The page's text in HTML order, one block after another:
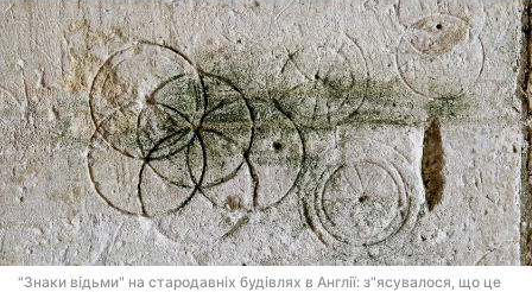
"Знаки відьми" на стародавніх будівлях в Англії: з"ясувалося, що це